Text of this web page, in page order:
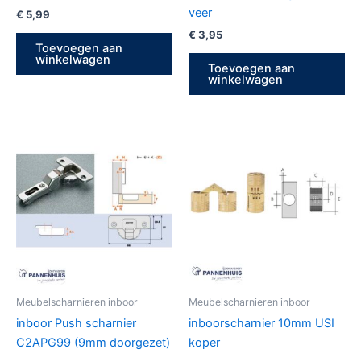
€ 5,99
Toevoegen aan
winkelwagen
veer
€ 3,95
Toevoegen aan
winkelwagen
Meubelscharnieren inboor
inboor Push scharnier
C2APG99 (9mm doorgezet)
Meubelscharnieren inboor
inboorscharnier 10mm USI
koper